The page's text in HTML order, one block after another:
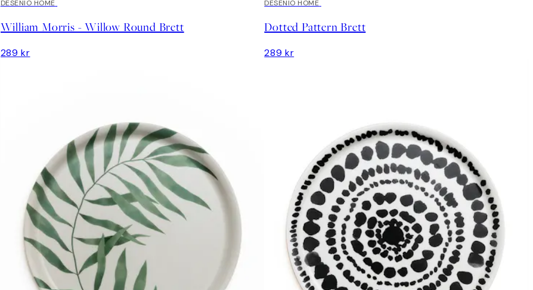
DESENIO HOME
William Morris - Willow Round Brett
289 kr
DESENIO HOME
Dotted Pattern Brett
289 kr